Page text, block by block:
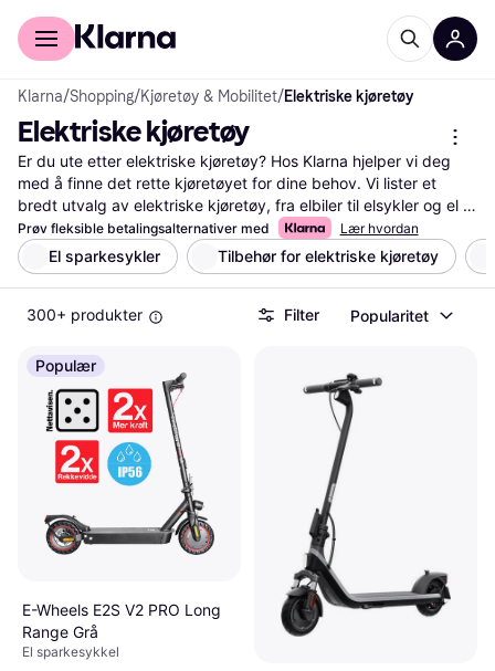
For kunder
Klarna/Shopping/Kjøretøy & Mobilitet/Elektriske kjøretøy
Elektriske kjøretøy
Er du ute etter elektriske kjøretøy? Hos Klarna hjelper vi deg
med å finne det rette kjøretøyet for dine behov. Vi lister et
bredt utvalg av elektriske kjøretøy, fra elbiler til elsykler og el
sparkesykler. Med våre nyttige filter kan du enkelt sortere etter
pris, rekkevidde eller merke. Dette gjør det lettere for deg å
finne det som passer dine ønsker og budsjett. Du kan også lese
brukeranmeldelser for å få innsikt i andres erfaringer med
produktene. Vi sørger for at du har all informasjonen du trenger
sammenligne priser fra flere forhandlere, slik at du alltid finner
de beste tilbudene. Begynn her for å finne ditt neste elektriske
kjøretøy og opplev en grønnere måte å reise på!
Les mer om elektriske kjøretøy her
Prøv fleksible betalingsalternativer med Lær hvordan
El sparkesykler Tilbehør for elektriske kjøretøy
300+ produkter Filter Popularitet
Populær
E-Wheels E2S V2 PRO Long
Range Grå
El sparkesykkel